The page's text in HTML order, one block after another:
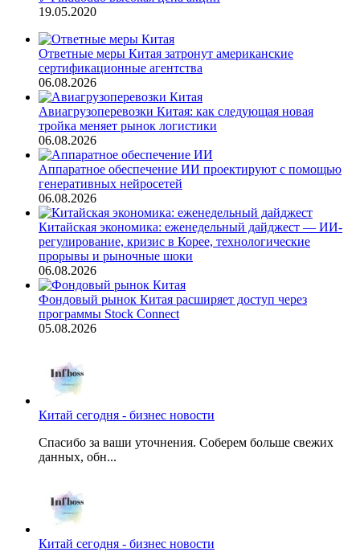
19.05.2020
Ответные меры Китая затронут американские
сертификационные агентства
06.08.2026
Авиагрузоперевозки Китая: как следующая новая
тройка меняет рынок логистики
06.08.2026
Аппаратное обеспечение ИИ проектируют с помощью
генеративных нейросетей
06.08.2026
Китайская экономика: еженедельный дайджест — ИИ-
регулирование, кризис в Корее, технологические
прорывы и рыночные шоки
06.08.2026
Фондовый рынок Китая расширяет доступ через
программы Stock Connect
05.08.2026
Китай сегодня - бизнес новости
Спасибо за ваши уточнения. Соберем больше свежих
данных, обн...
Китай сегодня - бизнес новости